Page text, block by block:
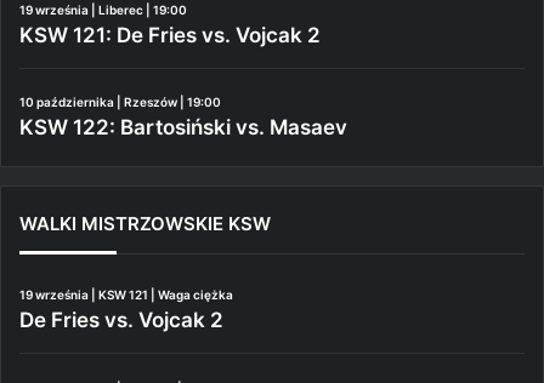
19 września | Liberec | 19:00
KSW 121: De Fries vs. Vojcak 2
10 października | Rzeszów | 19:00
KSW 122: Bartosiński vs. Masaev
WALKI MISTRZOWSKIE KSW
19 września | KSW 121 | Waga ciężka
De Fries vs. Vojcak 2